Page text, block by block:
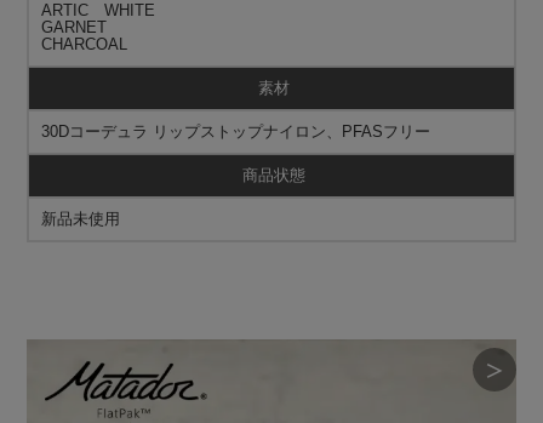
ARTIC WHITE
GARNET
CHARCOAL
素材
30Dコーデュラ リップストップナイロン、PFASフリー
商品状態
新品未使用
＞